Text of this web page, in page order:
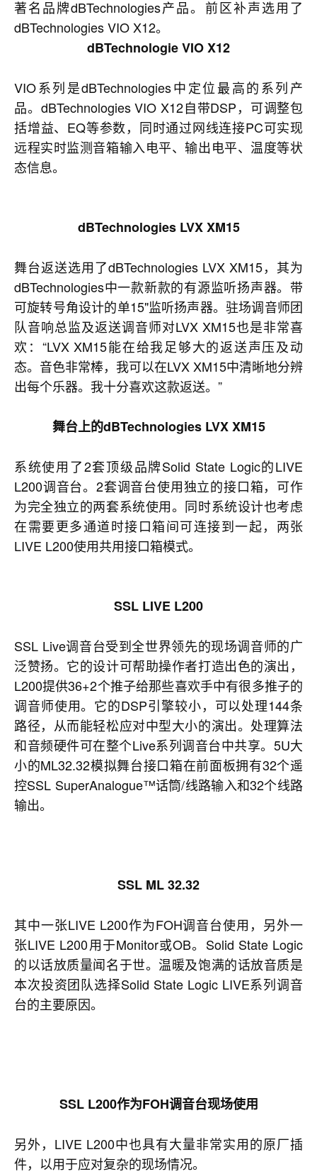
著名品牌dBTechnologies产品。前区补声选用了
dBTechnologies VIO X12。
dBTechnologieVIO X12
VIO系列是dBTechnologies中定位最高的系列产
品。dBTechnologies VIO X12自带DSP，可调整包
括增益、EQ等参数，同时通过网线连接PC可实现
远程实时监测音箱输入电平、输出电平、温度等状
态信息。
dBTechnologies LVX XM15
舞台返送选用了dBTechnologies LVX XM15，其为
dBTechnologies中一款新款的有源监听扬声器。带
可旋转号角设计的单15"监听扬声器。驻场调音师团
队音响总监及返送调音师对LVX XM15也是非常喜
欢：“LVX XM15能在给我足够大的返送声压及动
态。音色非常棒，我可以在LVX XM15中清晰地分辨
出每个乐器。我十分喜欢这款返送。”
舞台上的dBTechnologiesLVX XM15
系统使用了2套顶级品牌Solid State Logic的LIVE
L200调音台。2套调音台使用独立的接口箱，可作
为完全独立的两套系统使用。同时系统设计也考虑
在需要更多通道时接口箱间可连接到一起，两张
LIVE L200使用共用接口箱模式。
SSL LIVE L200
SSL Live调音台受到全世界领先的现场调音师的广
泛赞扬。它的设计可帮助操作者打造出色的演出，
L200提供36+2个推子给那些喜欢手中有很多推子的
调音师使用。它的DSP引擎较小，可以处理144条
路径，从而能轻松应对中型大小的演出。处理算法
和音频硬件可在整个Live系列调音台中共享。5U大
小的ML32.32模拟舞台接口箱在前面板拥有32个遥
控SSL SuperAnalogue™话筒/线路输入和32个线路
输出。
SSL ML 32.32
其中一张LIVE L200作为FOH调音台使用，另外一
张LIVE L200用于Monitor或OB。Solid State Logic
的以话放质量闻名于世。温暖及饱满的话放音质是
本次投资团队选择Solid State Logic LIVE系列调音
台的主要原因。
SSL L200作为FOH调音台现场使用
另外，LIVE L200中也具有大量非常实用的原厂插
件，以用于应对复杂的现场情况。